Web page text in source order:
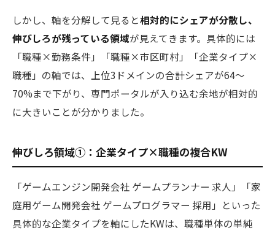
しかし、軸を分解して見ると相対的にシェアが分散し、
伸びしろが残っている領域が見えてきます。具体的には
「職種×勤務条件」「職種×市区町村」「企業タイプ×
職種」の軸では、上位3ドメインの合計シェアが64〜
70%まで下がり、専門ポータルが入り込む余地が相対的
に大きいことが分かりました。
伸びしろ領域①：企業タイプ×職種の複合KW
「ゲームエンジン開発会社 ゲームプランナー 求人」「家
庭用ゲーム開発会社 ゲームプログラマー 採用」といった
具体的な企業タイプを軸にしたKWは、職種単体の単純